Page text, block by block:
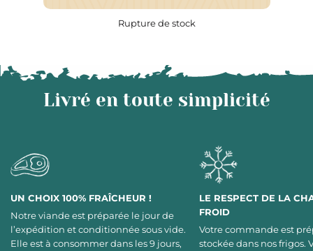
Rupture de stock
Livré en toute simplicité
UN CHOIX 100% FRAÎCHEUR !
Notre viande est préparée le jour de
l’expédition et conditionnée sous vide.
Elle est à consommer dans les 9 jours,
LE RESPECT DE LA
FROID
Votre commande est
stockée dans nos frigos.